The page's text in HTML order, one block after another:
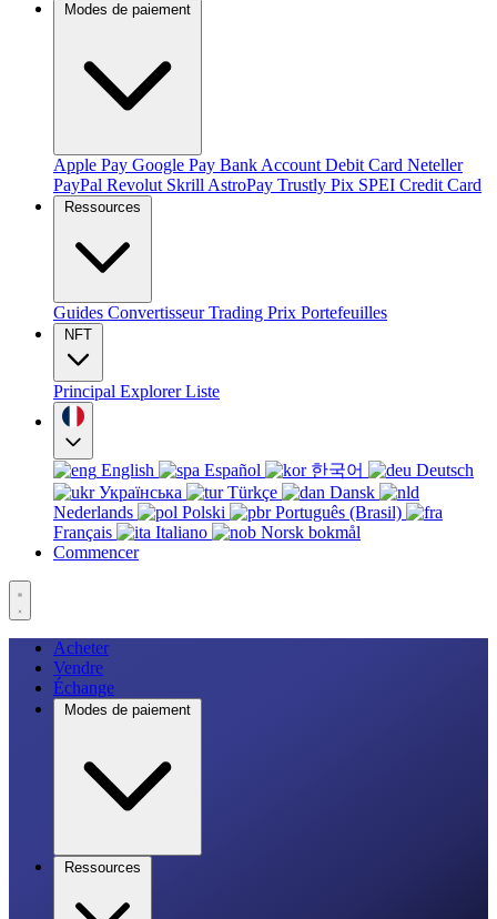
Modes de paiement
Apple Pay Google Pay Bank Account Debit Card Neteller
PayPal Revolut Skrill AstroPay Trustly Pix SPEI Credit Card
Ressources
Guides ConvertisseurTrading Prix Portefeuilles
NFT
Principal ExplorerListe
English Español 한국어
Deutsch
Українська
Türkçe
Dansk
Nederlands
Polski
Português (Brasil)
Français
Italiano
Norsk bokmål
Commencer
Acheter
Vendre
Échange
Modes de paiement
Ressources